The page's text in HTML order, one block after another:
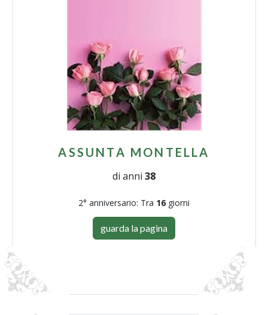
ASSUNTA MONTELLA
di anni 38
2° anniversario: Tra 16 giorni
guarda la pagina